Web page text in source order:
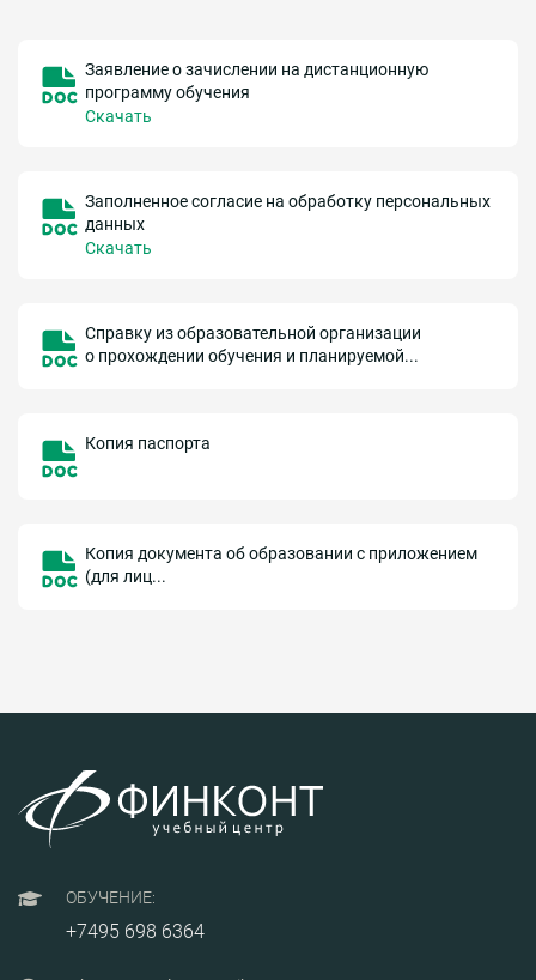
Заявление о зачислении на дистанционную
программу обучения
Скачать
Заполненное согласие на обработку персональных
данных
Скачать
Справку из образовательной организации
о прохождении обучения и планируемой...
Копия паспорта
Копия документа об образовании с приложением
(для лиц...
ОБУЧЕНИЕ:
+7495 698 6364